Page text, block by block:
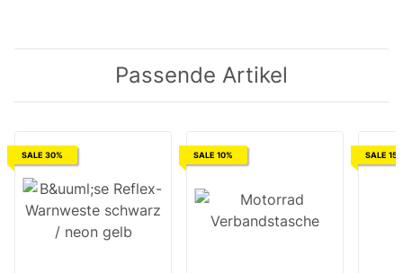
Passende Artikel
SALE 30% SALE 10% SALE